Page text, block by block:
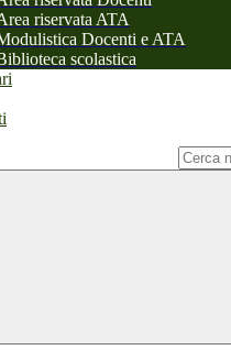
riservata ATA
Docenti e ATA
scolastica